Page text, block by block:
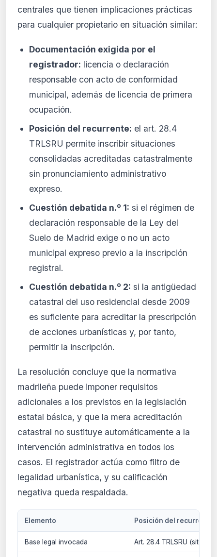
centrales que tienen implicaciones prácticas
para cualquier propietario en situación similar:
Documentación exigida por el
registrador: licencia o declaración
responsable con acto de conformidad
municipal, además de licencia de primera
ocupación.
Posición del recurrente: el art. 28.4
TRLSRU permite inscribir situaciones
consolidadas acreditadas catastralmente
sin pronunciamiento administrativo
expreso.
Cuestión debatida n.º 1: si el régimen de
declaración responsable de la Ley del
Suelo de Madrid exige o no un acto
municipal expreso previo a la inscripción
registral.
Cuestión debatida n.º 2: si la antigüedad
catastral del uso residencial desde 2009
es suficiente para acreditar la prescripción
de acciones urbanísticas y, por tanto,
permitir la inscripción.
La resolución concluye que la normativa
madrileña puede imponer requisitos
adicionales a los previstos en la legislación
estatal básica, y que la mera acreditación
catastral no sustituye automáticamente a la
intervención administrativa en todos los
casos. El registrador actúa como filtro de
legalidad urbanística, y su calificación
negativa queda respaldada.
Elemento Posición del recurrente
Base legal invocada Art. 28.4 TRLSRU